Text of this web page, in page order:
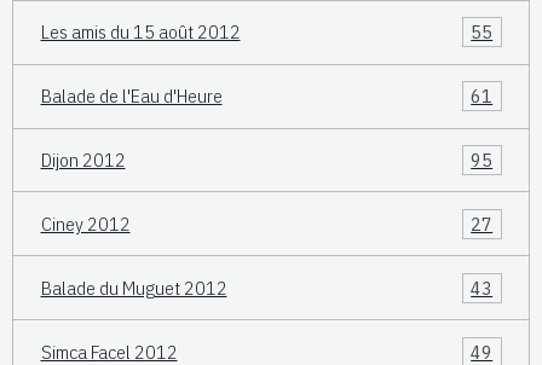
Les amis du 15 août 2012 55
Balade de l'Eau d'Heure 61
Dijon 2012 95
Ciney 2012 27
Balade du Muguet 2012 43
Simca Facel 2012 49